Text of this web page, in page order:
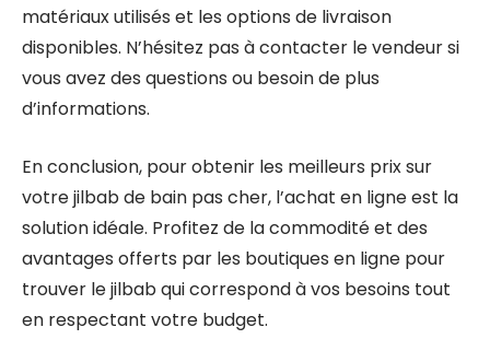
matériaux utilisés et les options de livraison
disponibles. N’hésitez pas à contacter le vendeur si
vous avez des questions ou besoin de plus
d’informations.
En conclusion, pour obtenir les meilleurs prix sur
votre jilbab de bain pas cher, l’achat en ligne est la
solution idéale. Profitez de la commodité et des
avantages offerts par les boutiques en ligne pour
trouver le jilbab qui correspond à vos besoins tout
en respectant votre budget.